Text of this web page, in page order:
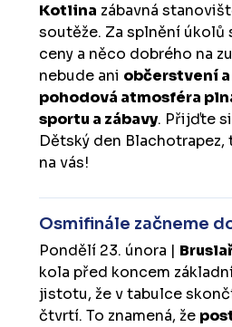
Kotlina zábavná
soutěže. Za splnění úkolů
ceny a něco dobrého na
nebude ani občerstvení a
pohodová atmosféra
sportu a zábavy. Přijďte
Dětský den Blachotrapez,
na vás!
Osmifinále začneme
Pondělí 23. února |
kola před koncem
jistotu, že v tabulce
čtvrtí. To znamená, že